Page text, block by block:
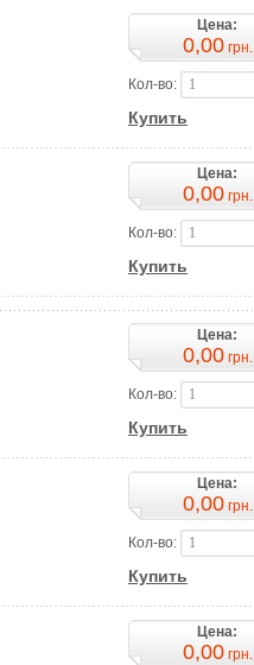
Цена:
0,00грн.
Кол-во:
Купить
Цена:
0,00грн.
Кол-во:
Купить
Цена:
0,00грн.
Кол-во:
Купить
Цена:
0,00грн.
Кол-во:
Купить
Цена:
0,00грн.